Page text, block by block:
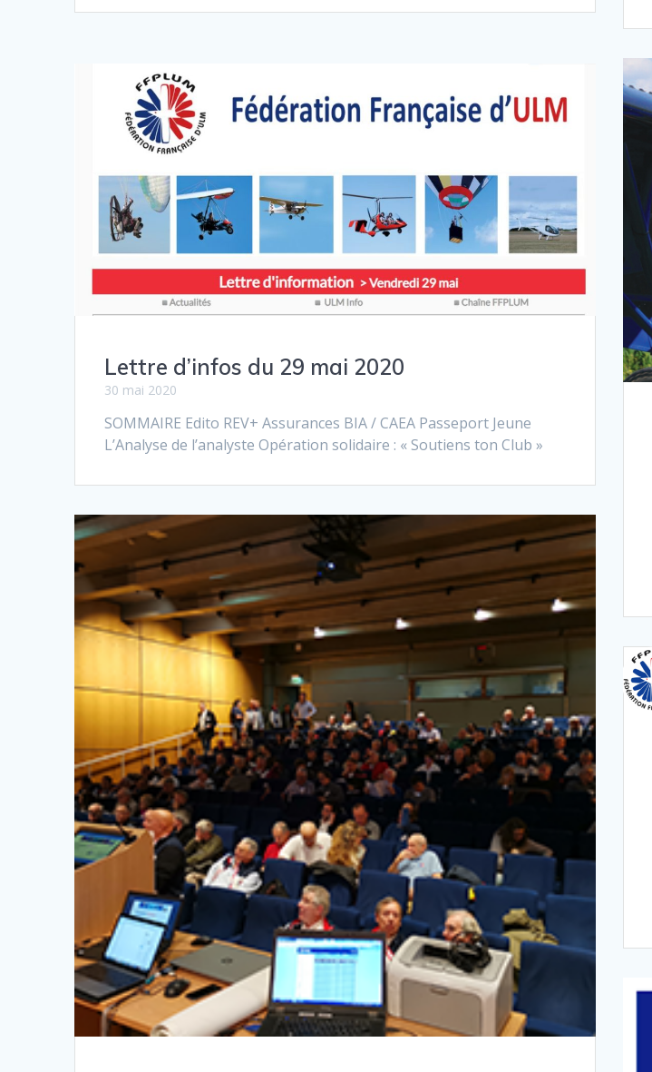
Lettre d’infos du 29 mai 2020
30 mai 2020
SOMMAIRE Edito REV+ Assurances BIA / CAEA Passeport Jeune
L’Analyse de l’analyste Opération solidaire : « Soutiens ton Club »